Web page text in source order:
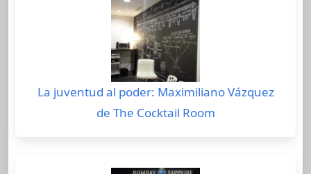
La juventud al poder: Maximiliano Vázquez
de The Cocktail Room